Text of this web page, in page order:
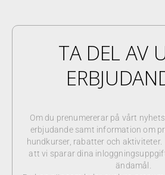
TA DEL AV
Om du prenumererar på vårt
erbjudande samt information om
hundkurser, rabatter och aktiviteter.
att vi sparar dina
ändamål.